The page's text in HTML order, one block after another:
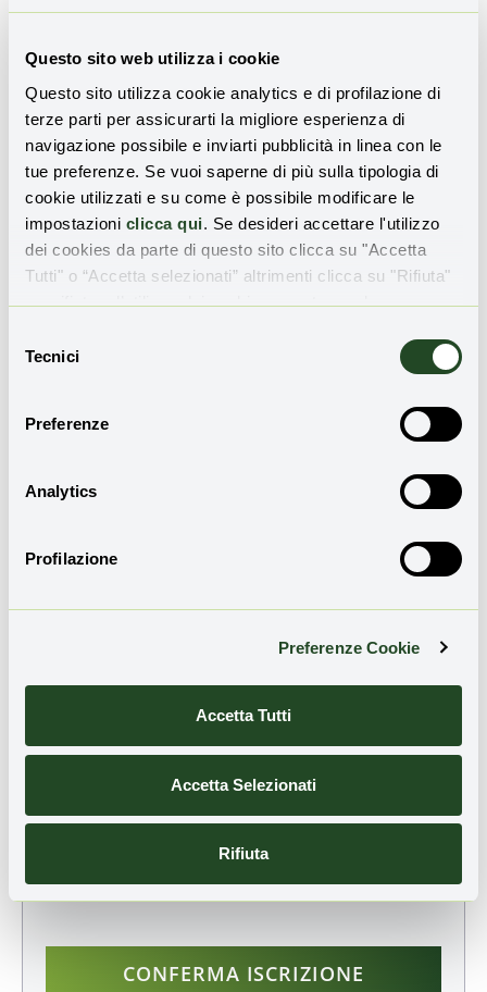
Questo sito web utilizza i cookie
Questo sito utilizza cookie analytics e di profilazione di
terze parti per assicurarti la migliore esperienza di
navigazione possibile e inviarti pubblicità in linea con le
tue preferenze. Se vuoi saperne di più sulla tipologia di
cookie utilizzati e su come è possibile modificare le
impostazioni clicca qui. Se desideri accettare l'utilizzo
dei cookies da parte di questo sito clicca su "Accetta
Tutti" o “Accetta selezionati” altrimenti clicca su "Rifiuta"
per rifiutare l’utilizzo dei cookie e mantenere le
delTecnici
Preferenze
Analytics
Profilazione
Preferenze Cookie
Accetta Tutti
Accetta Selezionati
Rifiuta
interesse verso la tecnologia dipurificazione del biogas
soprattutto grazie ai generosi incentivi riconosciuti dal
Gestore Sistemi Energetici: solo nel 2022 hanno fatto la
loro comparsa dieci nuovi impianti di trattamento
integrato dedicati allaproduzione di biometano; ed è in
atto una corsa per la realizzazione di nuovi impianti in
Piemonte, Lombardia, Veneto, Friuli-Venezia Giulia,
Liguria, Emilia-Romagna, Abruzzo, Campania, Puglia e
Sardegna.
fanghi di
, in tempo di crisi energetica e caro bollette,
imprese.
aggiornamenti sulle novità e sulle storie di
Email
Ho preso visione dell'informativa sulla privacy
presto il consenso all'invio della Newsletter